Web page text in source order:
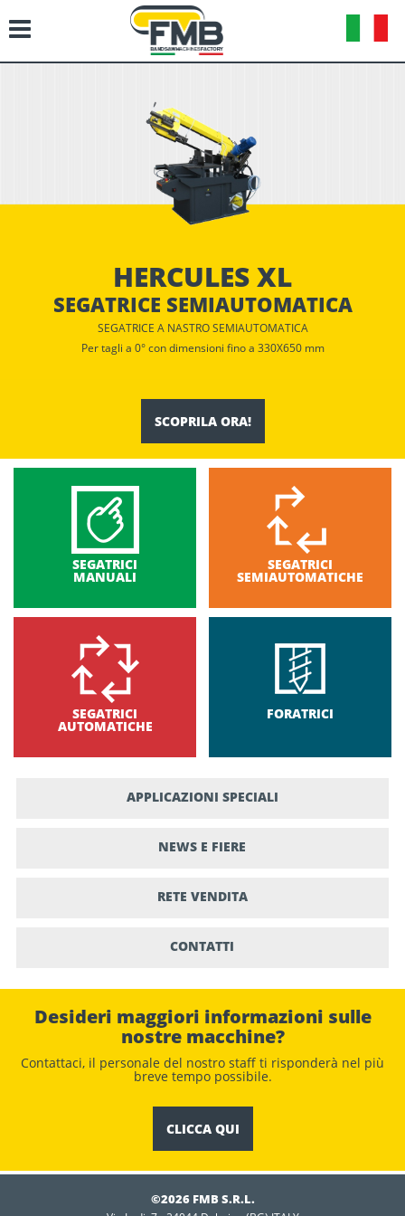
HERCULES XL
SEGATRICE SEMIAUTOMATICA
SEGATRICE A NASTRO SEMIAUTOMATICA
Per tagli a 0° con dimensioni fino a 330X650 mm
SCOPRILA ORA!
SEGATRICI
MANUALI
SEGATRICI
SEMIAUTOMATICHE
SEGATRICI
AUTOMATICHE
FORATRICI
APPLICAZIONI SPECIALI
NEWS E FIERE
RETE VENDITA
CONTATTI
Desideri maggiori informazioni sulle
nostre macchine?
Contattaci, il personale del nostro staﬀ ti risponderà nel più
breve tempo possibile.
CLICCA QUI
©2026 FMB S.R.L.